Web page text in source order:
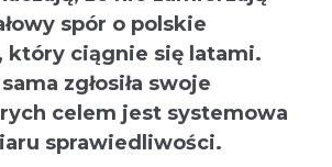
spór o polskie
który ciągnie się latami.
zgłosiła swoje
celem jest systemowa
sprawiedliwości.